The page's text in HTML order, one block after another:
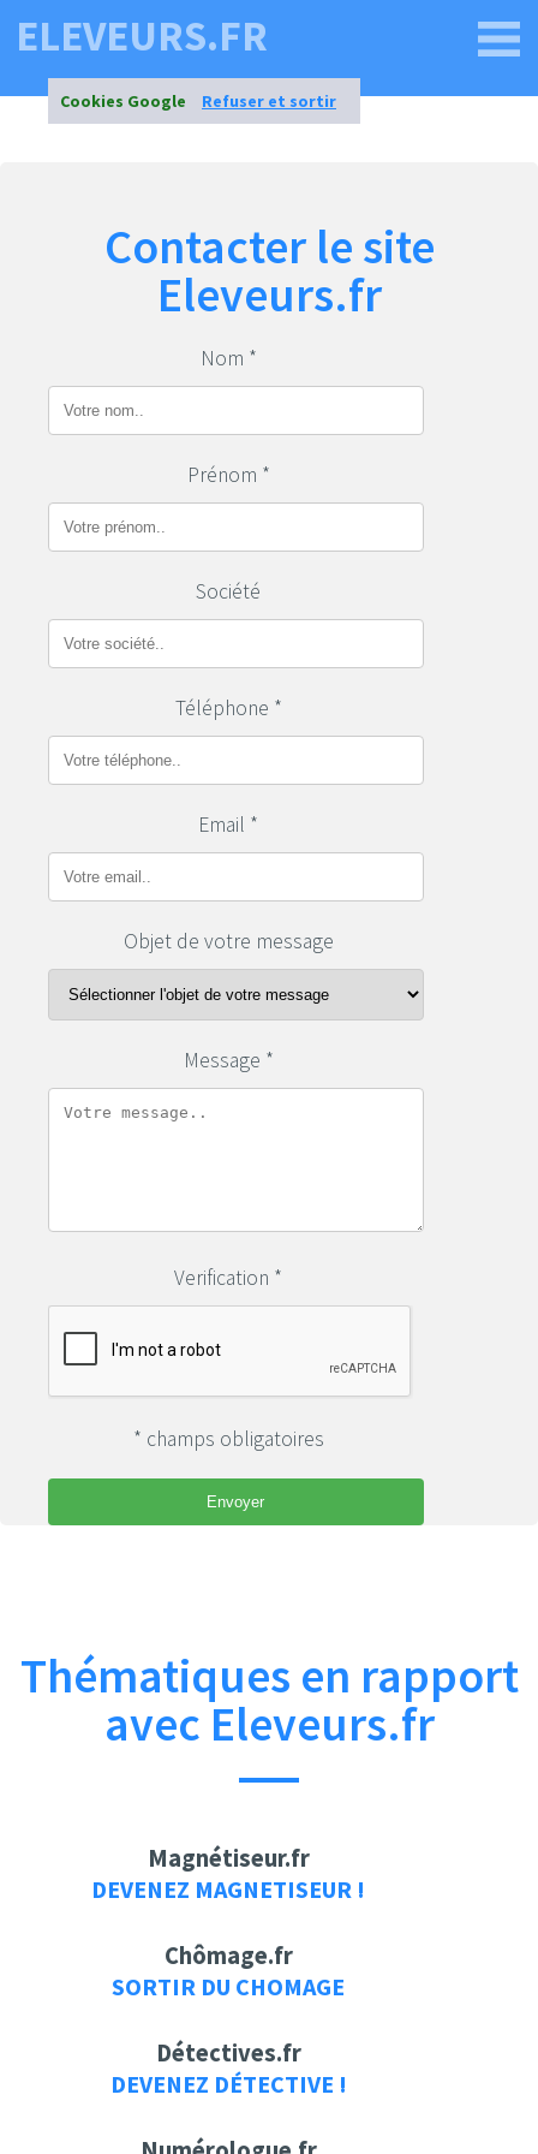
Cookies Google Refuser et sortir
ELEVEURS.FR
Contacter le site
Eleveurs.fr
Nom *
Prénom *
Société
Téléphone *
Email *
Objet de votre message
Message *
Verification *
* champs obligatoires
Thématiques en rapport
avec Eleveurs.fr
Magnétiseur.fr
DEVENEZ MAGNETISEUR !
Chômage.fr
SORTIR DU CHOMAGE
Détectives.fr
DEVENEZ DÉTECTIVE !